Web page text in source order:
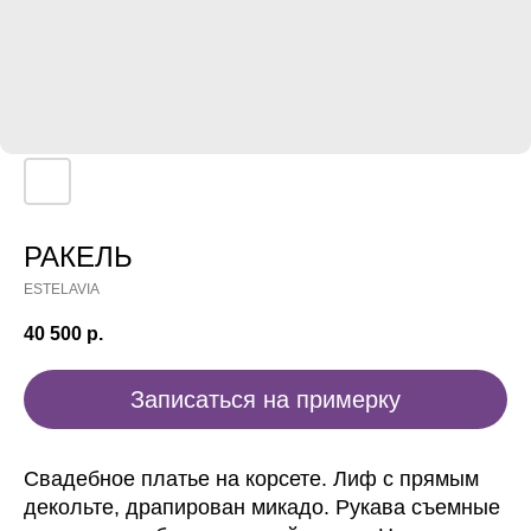
РАКЕЛЬ
ESTELAVIA
40 500 р.
Записаться на примерку
Свадебное платье на корсете. Лиф с прямым
декольте, драпирован микадо. Рукава съемные